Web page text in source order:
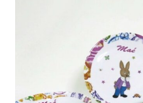
AJOUTER AU PANIER /